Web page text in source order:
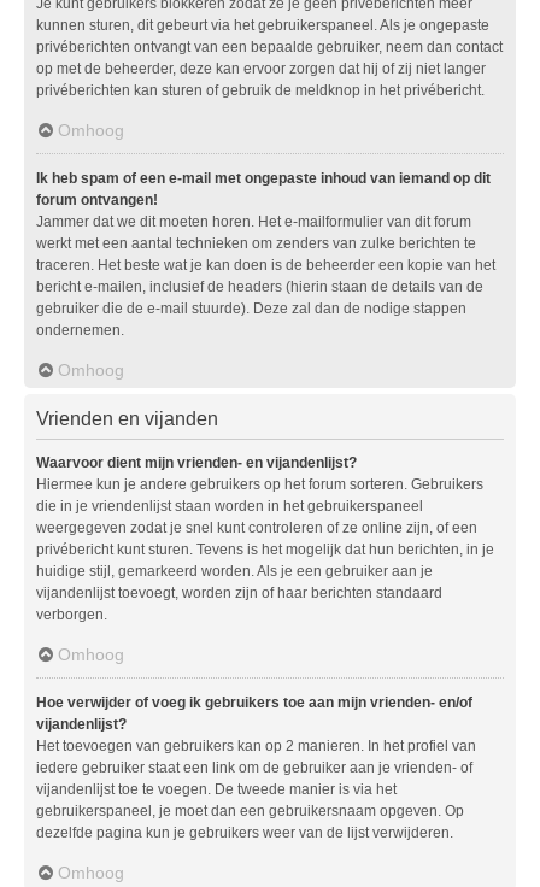
Je kunt gebruikers blokkeren zodat ze je geen privéberichten meer
kunnen sturen, dit gebeurt via het gebruikerspaneel. Als je ongepaste
privéberichten ontvangt van een bepaalde gebruiker, neem dan contact
op met de beheerder, deze kan ervoor zorgen dat hij of zij niet langer
privéberichten kan sturen of gebruik de meldknop in het privébericht.
Omhoog
Ik heb spam of een e-mail met ongepaste inhoud van iemand op dit
forum ontvangen!
Jammer dat we dit moeten horen. Het e-mailformulier van dit forum
werkt met een aantal technieken om zenders van zulke berichten te
traceren. Het beste wat je kan doen is de beheerder een kopie van het
bericht e-mailen, inclusief de headers (hierin staan de details van de
gebruiker die de e-mail stuurde). Deze zal dan de nodige stappen
ondernemen.
Omhoog
Vrienden en vijanden
Waarvoor dient mijn vrienden- en vijandenlijst?
Hiermee kun je andere gebruikers op het forum sorteren. Gebruikers
die in je vriendenlijst staan worden in het gebruikerspaneel
weergegeven zodat je snel kunt controleren of ze online zijn, of een
privébericht kunt sturen. Tevens is het mogelijk dat hun berichten, in je
huidige stijl, gemarkeerd worden. Als je een gebruiker aan je
vijandenlijst toevoegt, worden zijn of haar berichten standaard
verborgen.
Omhoog
Hoe verwijder of voeg ik gebruikers toe aan mijn vrienden- en/of
vijandenlijst?
Het toevoegen van gebruikers kan op 2 manieren. In het profiel van
iedere gebruiker staat een link om de gebruiker aan je vrienden- of
vijandenlijst toe te voegen. De tweede manier is via het
gebruikerspaneel, je moet dan een gebruikersnaam opgeven. Op
dezelfde pagina kun je gebruikers weer van de lijst verwijderen.
Omhoog